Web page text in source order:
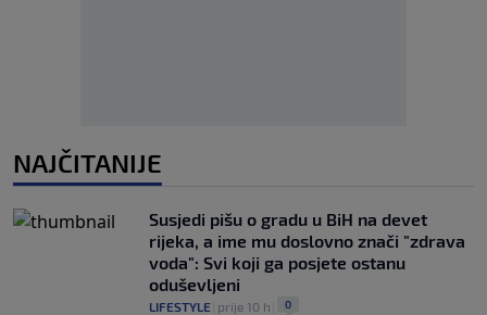
NAJČITANIJE
Susjedi pišu o gradu u BiH na devet
rijeka, a ime mu doslovno znači "zdrava
voda": Svi koji ga posjete ostanu
oduševljeni
LIFESTYLE prije 10 h 0